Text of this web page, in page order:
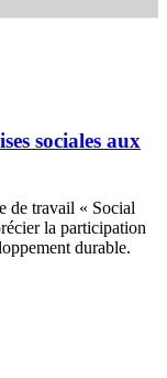
sociales aux
de travail « Social
la participation
durable.